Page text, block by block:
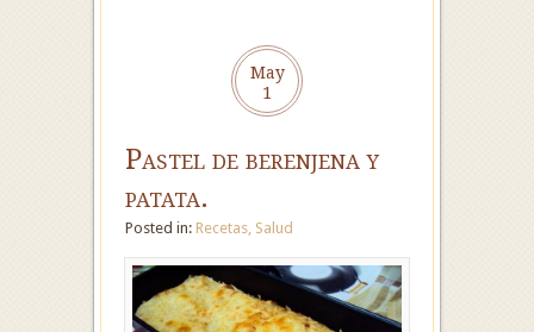
May
1
Pastel de berenjena y
patata.
Posted in: Recetas, Salud